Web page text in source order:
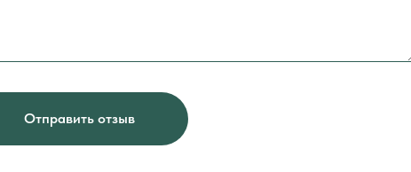
Отправить отзыв